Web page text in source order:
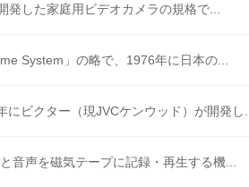
した家庭用ビデオカメラの規格で...
System」の略で、1976年に日本の...
ビクター（現JVCケンウッド）が開発し...
音声を磁気テープに記録・再生する機...